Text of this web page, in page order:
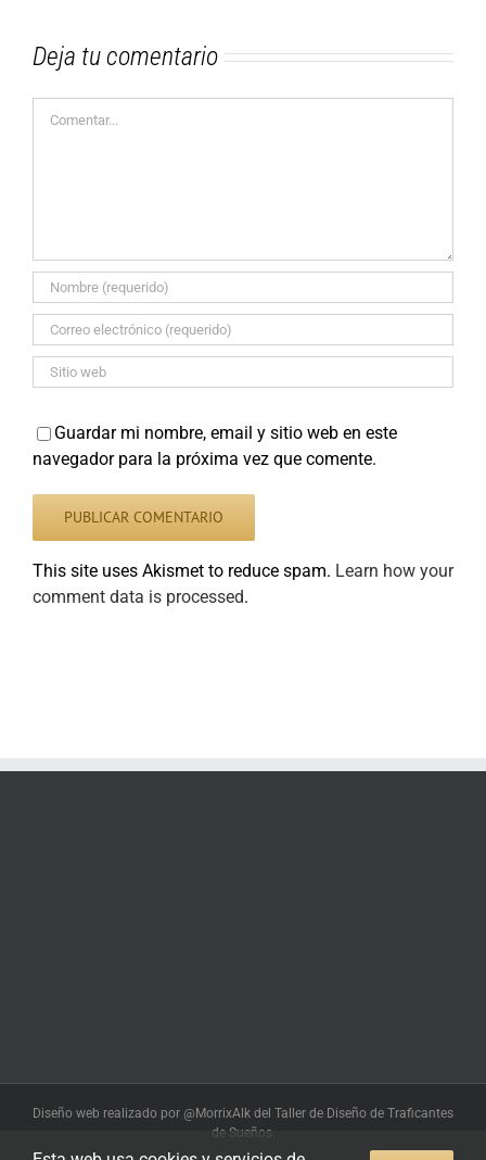
Deja tu comentario
Guardar mi nombre, email y sitio web en este
navegador para la próxima vez que comente.
This site uses Akismet to reduce spam. Learn how your
comment data is processed.
Diseño web realizado por @MorrixAlk del Taller de Diseño de Traficantes
de Sueños.